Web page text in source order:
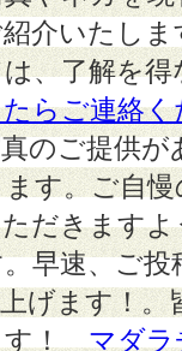
介いたし
、了解を
らご連絡く
のご提供
す。ご自
だきます
早速、ご
げます！
！
マダラ